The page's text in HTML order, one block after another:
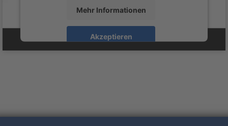
Mehr Informationen
Akzeptieren